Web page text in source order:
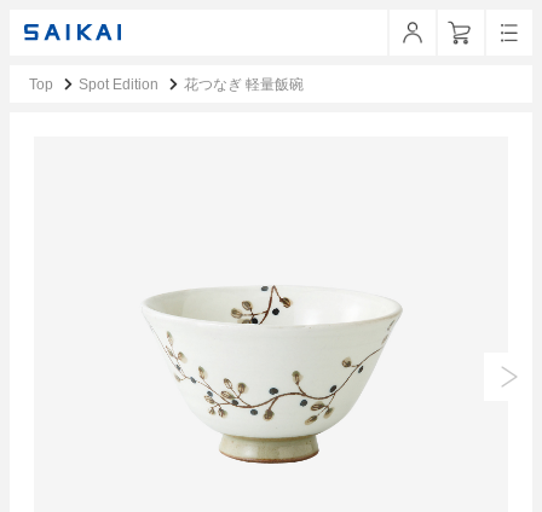
Top Spot Edition 花つなぎ 軽量飯碗